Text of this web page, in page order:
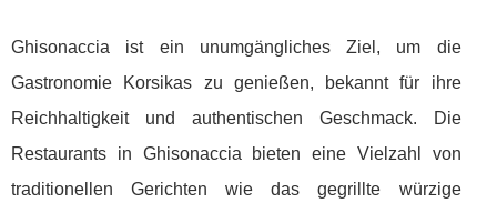
Ghisonaccia ist ein unumgängliches Ziel, um die
Gastronomie Korsikas zu genießen, bekannt für ihre
Reichhaltigkeit und authentischen Geschmack. Die
Restaurants in Ghisonaccia bieten eine Vielzahl von
traditionellen Gerichten wie das gegrillte würzige